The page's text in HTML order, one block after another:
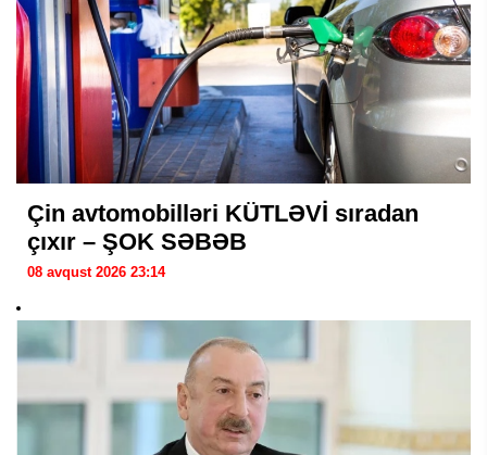
Çin avtomobilləri KÜTLƏVİ sıradan
çıxır – ŞOK SƏBƏB
08 avqust 2026 23:14